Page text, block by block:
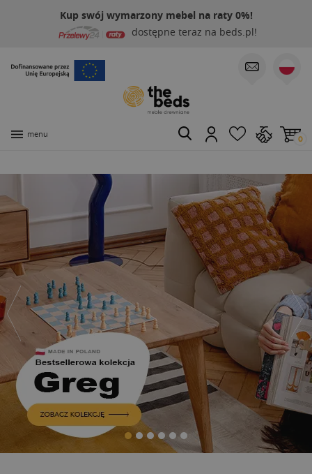
Kup swój wymarzony mebel na raty 0%!
dostępne teraz na beds.pl!
menu 0